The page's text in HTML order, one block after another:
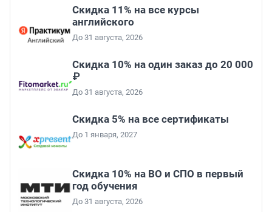
Скидка 11% на все курсы
английского
До 31 августа, 2026
Скидка 10% на один заказ до 20 000
₽
До 31 августа, 2026
Скидка 5% на все сертификаты
До 1 января, 2027
Скидка 10% на ВО и СПО в первый
год обучения
До 31 августа, 2026